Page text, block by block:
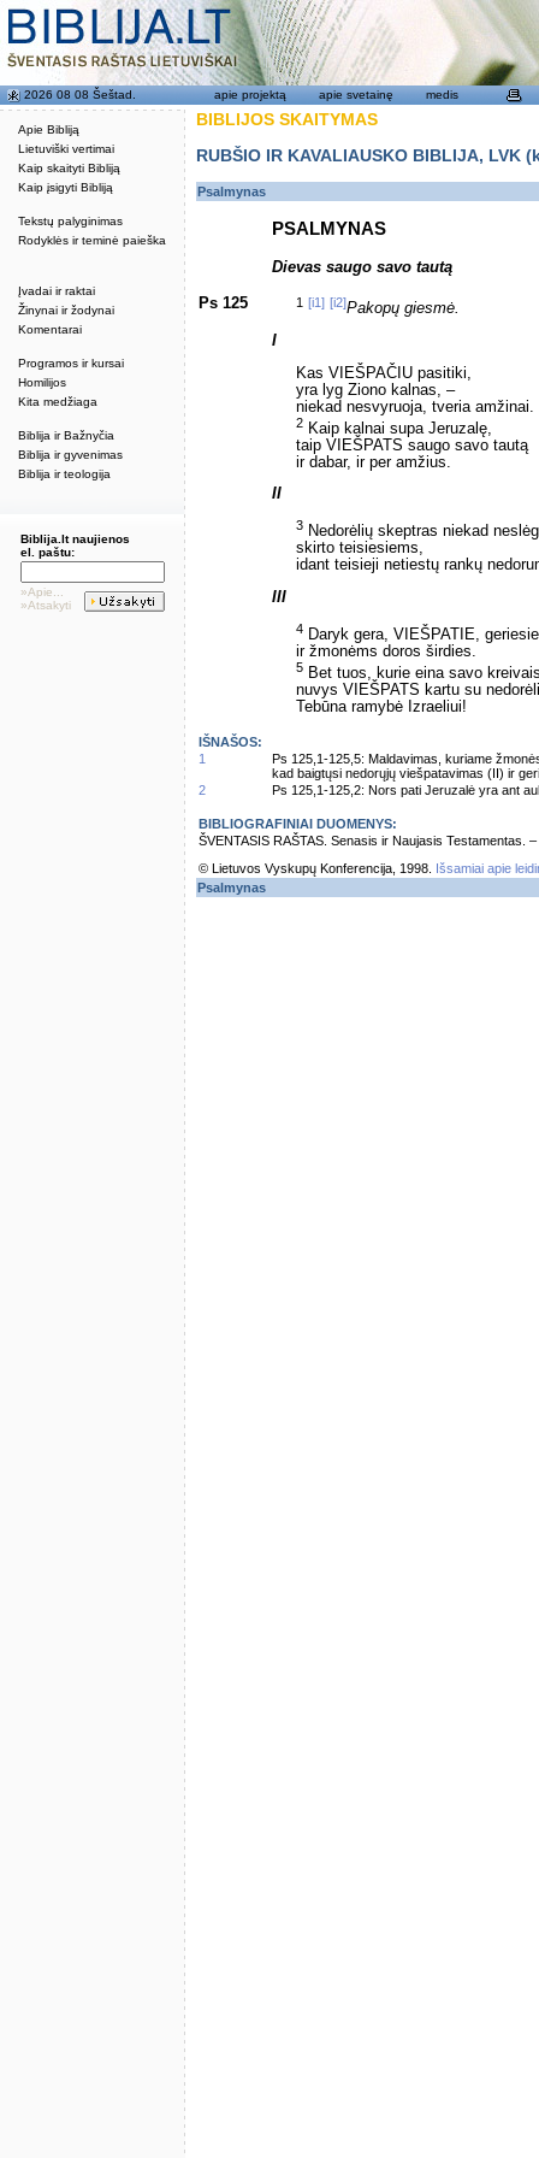
Apie Bibliją
Lietuviški vertimai
Kaip skaityti Bibliją
Kaip įsigyti Bibliją
Tekstų palyginimas
Rodyklės ir teminė paieška
Įvadai ir raktai
Žinynai ir žodynai
Komentarai
Programos ir kursai
Homilijos
Kita medžiaga
Biblija ir Bažnyčia
Biblija ir gyvenimas
Biblija ir teologija
2026 08 08 Šeštad. apie projektą apie svetainę medis
Biblija.lt naujienos
el. paštu:
»Apie...
»Atsakyti
BIBLIJOS SKAITYMAS
RUBŠIO IR KAVALIAUSKO BIBLIJA,
Psalmynas
PSALMYNAS
Dievas saugo savo tautą
Ps 125 1 [i1] [i2]Pakopų giesmė.
I
Kas VIEŠPAČIU pasitiki,
yra lyg Ziono kalnas, –
niekad nesvyruoja, tveria amžinai.
2 Kaip kalnai supa Jeruzalę,
taip VIEŠPATS saugo savo tautą
ir dabar, ir per amžius.
II
3 Nedorėlių skeptras niekad
skirto teisiesiems,
idant teisieji netiestų rankų
III
4 Daryk gera, VIEŠPATIE,
ir žmonėms doros širdies.
5 Bet tuos, kurie eina savo
nuvys VIEŠPATS kartu su
Tebūna ramybė Izraeliui!
IŠNAŠOS:
1
Ps 125,1-125,5: Maldavimas, kuriame
kad baigtųsi nedorųjų viešpatavimas (II) ir
2
Ps 125,1-125,2: Nors pati Jeruzalė yra ant
BIBLIOGRAFINIAI DUOMENYS:
ŠVENTASIS RAŠTAS. Senasis ir Naujasis Testamentas.
© Lietuvos Vyskupų Konferencija, 1998.
Išsamiai apie
Psalmynas